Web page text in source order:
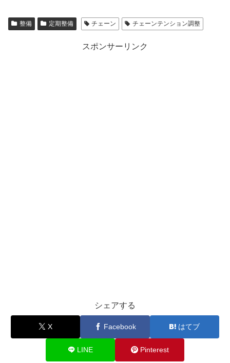
整備 定期整備 チェーン チェーンテンション調整
スポンサーリンク
シェアする
X Facebook はてブ
LINE Pinterest